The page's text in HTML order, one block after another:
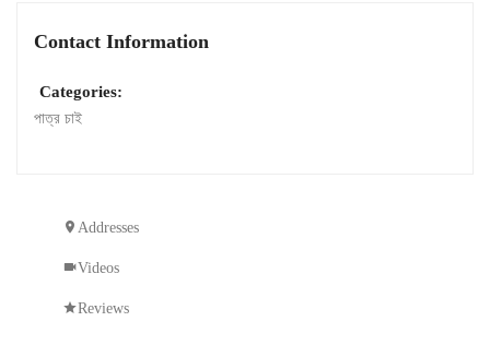
Contact Information
Categories:
পাত্র চাই
Addresses
Videos
Reviews